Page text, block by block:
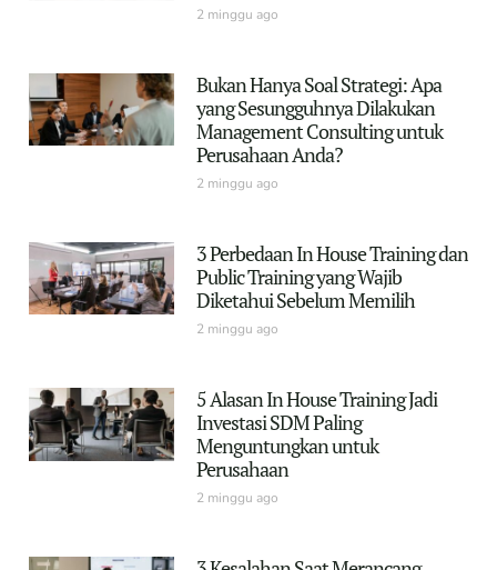
2 minggu ago
Bukan Hanya Soal Strategi: Apa
yang Sesungguhnya Dilakukan
Management Consulting untuk
Perusahaan Anda?
2 minggu ago
3 Perbedaan In House Training dan
Public Training yang Wajib
Diketahui Sebelum Memilih
2 minggu ago
5 Alasan In House Training Jadi
Investasi SDM Paling
Menguntungkan untuk
Perusahaan
2 minggu ago